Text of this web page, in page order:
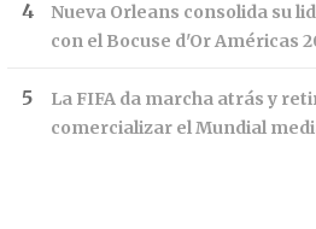
Nueva Orleans consolida su
con el Bocuse d'Or Américas
La FIFA da marcha atrás y
comercializar el Mundial